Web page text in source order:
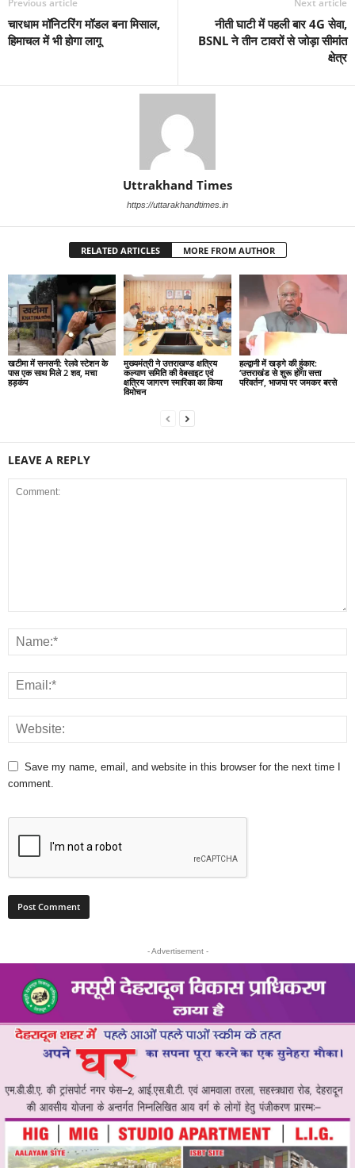
Previous article
चारधाम मॉनिटरिंग मॉडल बना मिसाल,
हिमाचल में भी होगा लागू
Next article
नीती घाटी में पहली बार 4G सेवा,
BSNL ने तीन टावरों से जोड़ा सीमांत
क्षेत्र
Uttrakhand Times
https://uttarakhandtimes.in
RELATED ARTICLES MORE FROM AUTHOR
खटीमा में सनसनी: रेलवे स्टेशन के
पास एक साथ मिले 2 शव, मचा
हड़कंप
मुख्यमंत्री ने उत्तराखण्ड क्षत्रिय
कल्याण समिति की वेबसाइट एवं
क्षत्रिय जागरण स्मारिका का किया
विमोचन
हल्द्वानी में खड़गे की हुंकार:
‘उत्तराखंड से शुरू होगा सत्ता
परिवर्तन’, भाजपा पर जमकर बरसे
LEAVE A REPLY
Save my name, email, and website in this browser for the next time I
comment.
- Advertisement -